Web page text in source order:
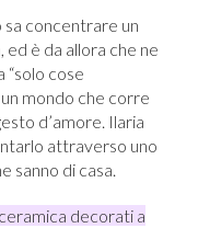
concentrare un
ed è da allora che ne
“solo cose
mondo che corre
d’amore. Ilaria
attraverso uno
sanno di casa.
decorati a